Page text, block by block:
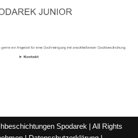
Spodarek | All Rights